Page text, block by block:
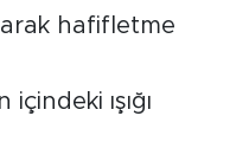
hafifletme
içindeki ışığı